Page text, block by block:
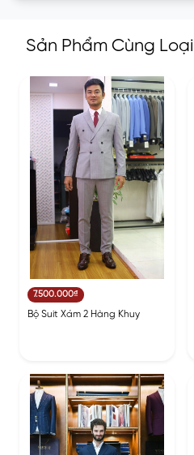
Sản Phẩm Cùng Loại
7.500.000₫
Bộ Suit Xám 2 Hàng Khuy